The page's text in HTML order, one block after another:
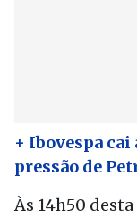
+ Ibovespa
pressão de
Às 14h50